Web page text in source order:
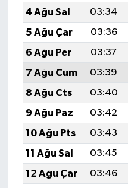
4 Ağu Sal
03:34
5 Ağu Çar
03:36
6 Ağu Per
03:37
7 Ağu Cum
03:39
8 Ağu Cts
03:40
9 Ağu Paz
03:42
10 Ağu Pts
03:43
11 Ağu Sal
03:45
12 Ağu Çar
03:46